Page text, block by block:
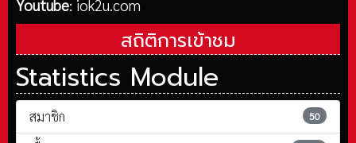
Youtube: iok2u.com
สถิติการเข้าชม
Statistics Module
สมาชิก 50